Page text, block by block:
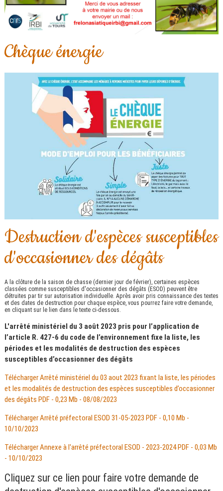
Chèque énergie
Destruction d'espèces susceptibles
d'occasionner des dégâts
A la clôture de la saison de chasse (dernier jour de février), certaines espèces
classées comme susceptibles d'occasionner des dégâts (ESOD) peuvent être
détruites par tir sur autorisation individuelle. Après avoir pris connaissance des textes
et des dates de destruction pour chaque espèce, vous pourrez faire votre demande,
en cliquant sur le lien dans le texte ci-dessous.
L'arrêté ministériel du 3 août 2023 pris pour l’application de
l’article R. 427-6 du code de l’environnement fixe la liste, les
périodes et les modalités de destruction des espèces
susceptibles d’occasionner des dégâts
Télécharger Arrêté ministériel du 03 aout 2023 fixant la liste, les périodes
et les modalités de destruction des espèces susceptibles d’occasionner
des dégâts PDF - 0,23 Mb - 08/08/2023
Télécharger Arrêté préfectoral ESOD 31-05-2023 PDF - 0,10 Mb -
10/10/2023
Télécharger Annexe à l'arrêté préfectoral ESOD - 2023-2024PDF - 0,03 Mb
- 10/10/2023
Cliquez sur ce lien pour faire votre demande de